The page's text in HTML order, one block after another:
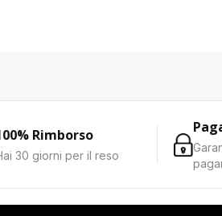
Rimborso
30 giorni per il reso